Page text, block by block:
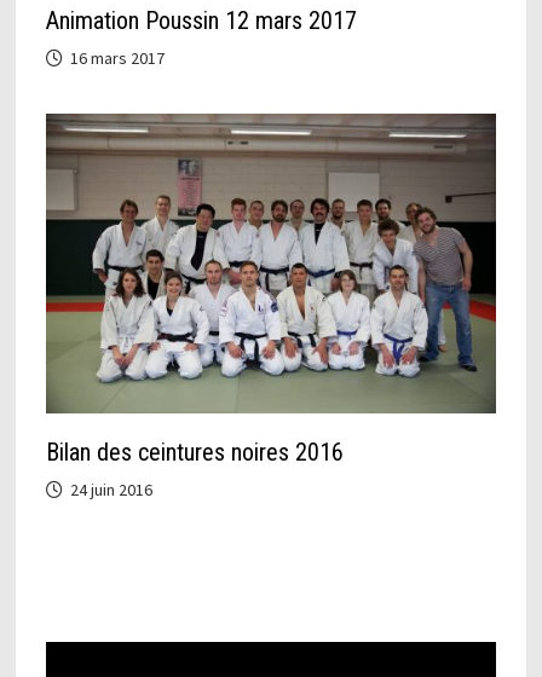
Animation Poussin 12 mars 2017
16 mars 2017
Bilan des ceintures noires 2016
24 juin 2016